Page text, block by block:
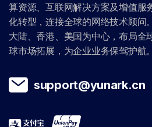
算资源、互联网解决方案及增值服
化转型，连接全球的网络技术顾问
大陆、香港、美国为中心，布局全
球市场拓展，为企业业务保驾护航。
support@yunark.cn